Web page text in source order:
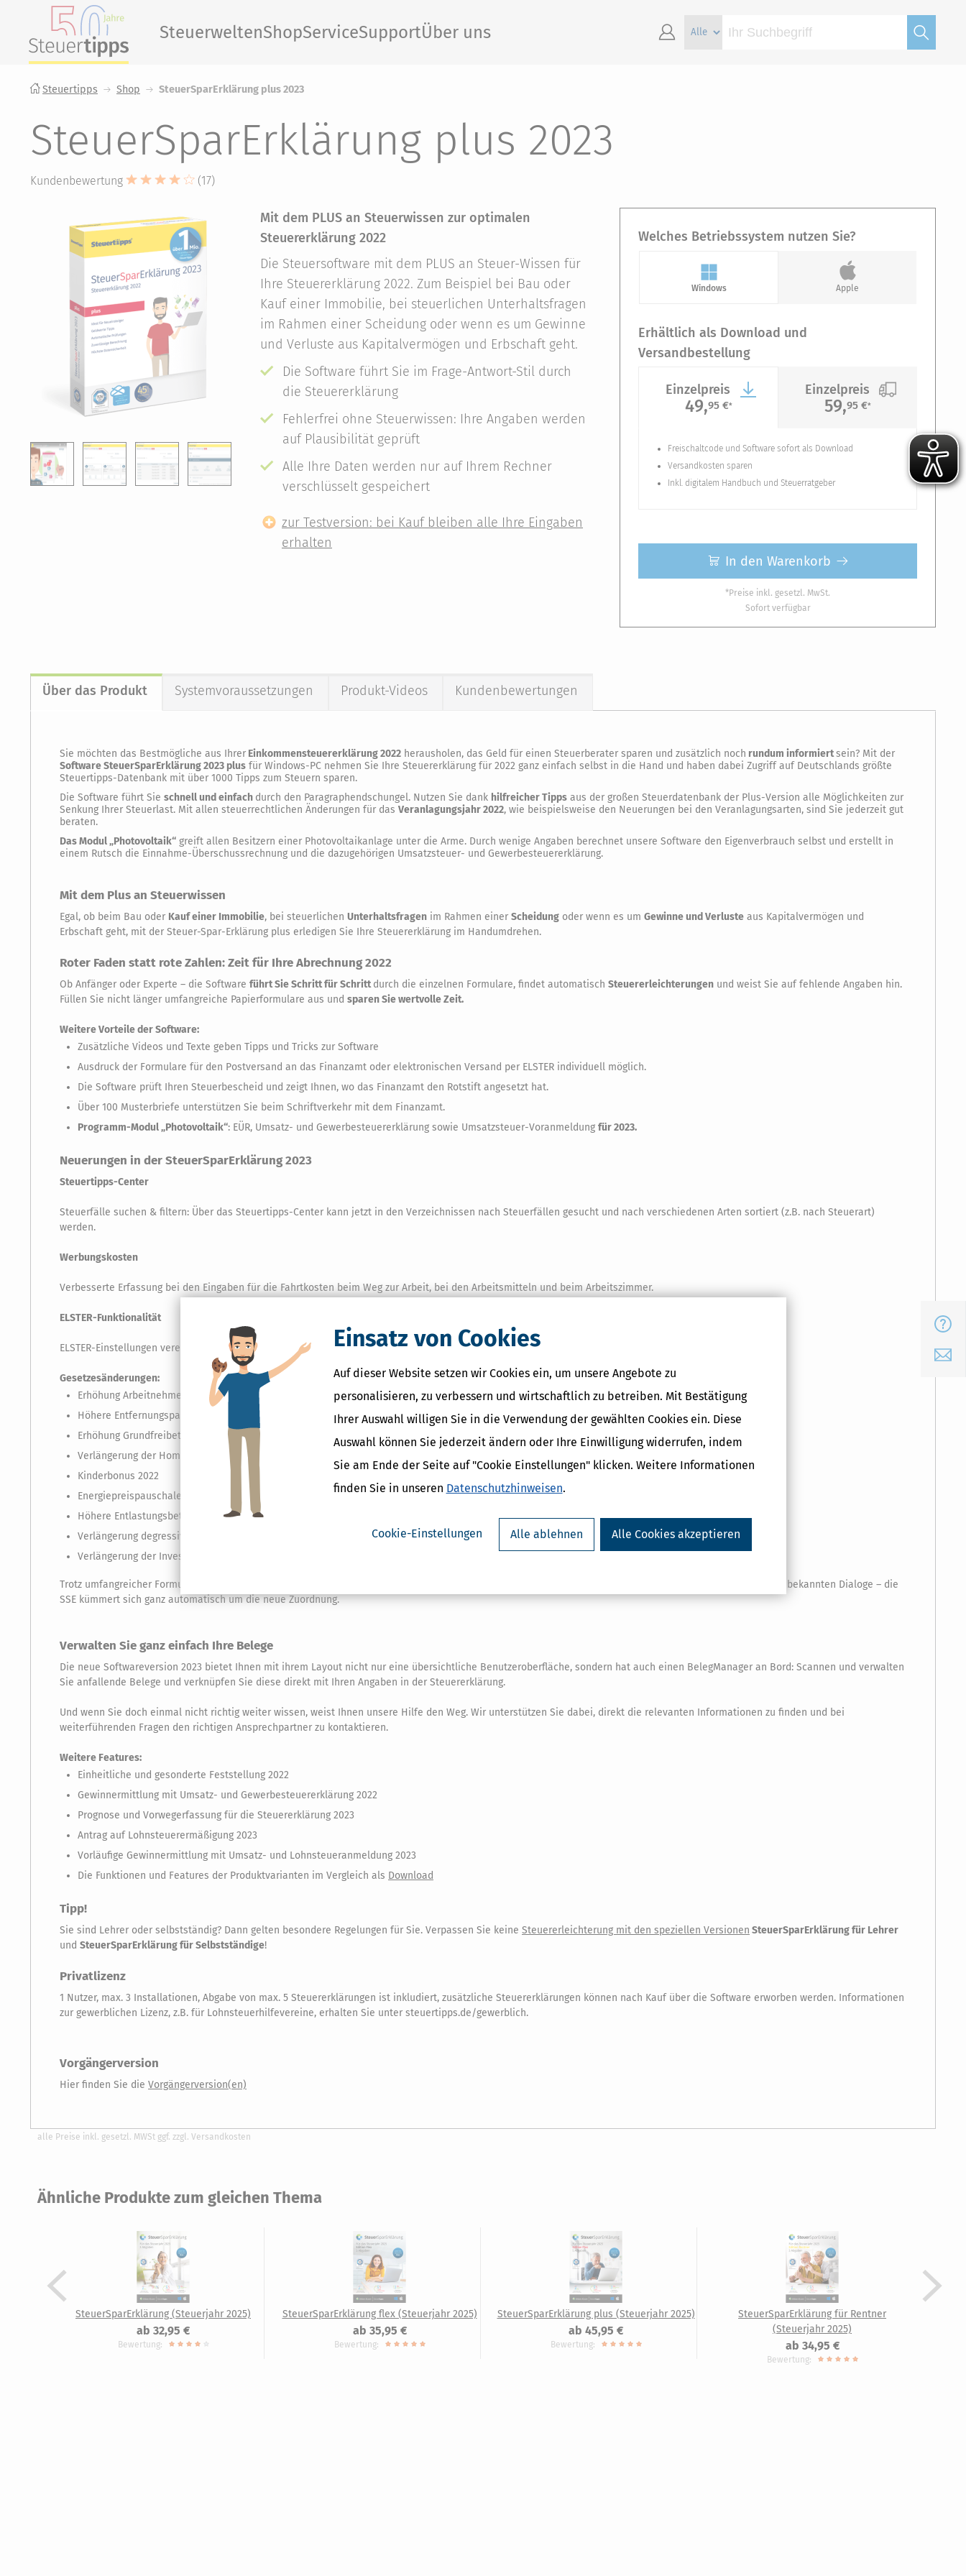
Einsatz von Cookies
Auf dieser Website setzen wir Cookies ein, um unsere Angebote zu
personalisieren, zu verbessern und wirtschaftlich zu betreiben. Mit Bestätigung
Ihrer Auswahl willigen Sie in die Verwendung der gewählten Cookies ein. Diese
Auswahl können Sie jederzeit ändern oder Ihre Einwilligung widerrufen, indem
Sie am Ende der Seite auf "Cookie Einstellungen" klicken. Weitere Informationen
finden Sie in unseren Datenschutzhinweisen.
Cookie-Einstellungen Alle ablehnen Alle Cookies akzeptieren
FAQ
E-Mail
SteuerweltenShopServiceSupportÜber uns
Steuertipps Shop SteuerSparErklärung plus 2023
SteuerSparErklärung plus 2023
Kundenbewertung (17)
Mit dem PLUS an Steuerwissen zur optimalen
Steuererklärung 2022
Die Steuersoftware mit dem PLUS an Steuer-Wissen für
Ihre Steuererklärung 2022. Zum Beispiel bei Bau oder
Kauf einer Immobilie, bei steuerlichen Unterhaltsfragen
im Rahmen einer Scheidung oder wenn es um Gewinne
und Verluste aus Kapitalvermögen und Erbschaft geht.
Die Software führt Sie im Frage-Antwort-Stil durch
die Steuererklärung
Fehlerfrei ohne Steuerwissen: Ihre Angaben werden
auf Plausibilität geprüft
Alle Ihre Daten werden nur auf Ihrem Rechner
verschlüsselt gespeichert
zur Testversion: bei Kauf bleiben alle Ihre Eingaben
erhalten
Welches Betriebssystem nutzen Sie?
Windows Apple
Erhältlich als Download und
Versandbestellung
Einzelpreis
49,95 €*
Einzelpreis
59,95 €*
Freischaltcode und Software sofort als Download
Versandkosten sparen
Inkl. digitalem Handbuch und Steuerratgeber
In den Warenkorb
*Preise inkl. gesetzl. MwSt.
Sofort verfügbar
Über das Produkt Systemvoraussetzungen Produkt-Videos Kundenbewertungen
Sie möchten das Bestmögliche aus Ihrer Einkommensteuererklärung 2022 herausholen, das Geld für einen Steuerberater sparen und zusätzlich noch rundum informiertsein? Mit der
Software SteuerSparErklärung 2023 plus für Windows-PC nehmen Sie Ihre Steuererklärung für 2022 ganz einfach selbst in die Hand und haben dabei Zugriff auf Deutschlands größte
Steuertipps-Datenbank mit über 1000 Tipps zum Steuern sparen.
Die Software führt Sie schnell und einfach durch den Paragraphendschungel. Nutzen Sie dank hilfreicher Tipps aus der großen Steuerdatenbank der Plus-Version alle Möglichkeiten zur
Senkung Ihrer Steuerlast. Mit allen steuerrechtlichen Änderungen für das Veranlagungsjahr 2022, wie beispielsweise den Neuerungen bei den Veranlagungsarten, sind Sie jederzeit gut
beraten.
Das Modul „Photovoltaik“ greift allen Besitzern einer Photovoltaikanlage unter die Arme. Durch wenige Angaben berechnet unsere Software den Eigenverbrauch selbst und erstellt in
einem Rutsch die Einnahme-Überschussrechnung und die dazugehörigen Umsatzsteuer- und Gewerbesteuererklärung.
Mit dem Plus an Steuerwissen
Egal, ob beim Bau oder Kauf einer Immobilie, bei steuerlichen Unterhaltsfragen im Rahmen einer Scheidung oder wenn es um Gewinne und Verluste aus Kapitalvermögen und
Erbschaft geht, mit der Steuer-Spar-Erklärung plus erledigen Sie Ihre Steuererklärung im Handumdrehen.
Roter Faden statt rote Zahlen: Zeit für Ihre Abrechnung 2022
Ob Anfänger oder Experte – die Software führt Sie Schritt für Schrittdurch die einzelnen Formulare, findet automatisch Steuererleichterungen und weist Sie auf fehlende Angaben hin.
Füllen Sie nicht länger umfangreiche Papierformulare aus und sparen Sie wertvolle Zeit.
Weitere Vorteile der Software:
Zusätzliche Videos und Texte geben Tipps und Tricks zur Software
Ausdruck der Formulare für den Postversand an das Finanzamt oder elektronischen Versand per ELSTER individuell möglich.
Die Software prüft Ihren Steuerbescheid und zeigt Ihnen, wo das Finanzamt den Rotstift angesetzt hat.
Über 100 Musterbriefe unterstützen Sie beim Schriftverkehr mit dem Finanzamt.
Programm-Modul „Photovoltaik“: EÜR, Umsatz- und Gewerbesteuererklärung sowie Umsatzsteuer-Voranmeldung für 2023.
Neuerungen in der SteuerSparErklärung 2023
Steuertipps-Center
Steuerfälle suchen & filtern: Über das Steuertipps-Center kann jetzt in den Verzeichnissen nach Steuerfällen gesucht und nach verschiedenen Arten sortiert (z.B. nach Steuerart)
werden.
Werbungskosten
Verbesserte Erfassung bei den Eingaben für die Fahrtkosten beim Weg zur Arbeit, bei den Arbeitsmitteln und beim Arbeitszimmer.
ELSTER-Funktionalität
ELSTER-Einstellungen vereinfacht: Ein Assistent unterstützt bei den Einstellungen für die Vorausgefüllte Steuererklärung (VaSt) und beim ELSTER-Versand
Gesetzesänderungen:
Erhöhung Arbeitnehmer-Pauschbetrag auf 1.200 € (rückwirkend ab 01.01.2022)
Höhere Entfernungspauschale ab dem 21. Entfernungskilometer auf 0,38 € vorgezogen (rückwirkend ab 01.01.2022) .
Erhöhung Grundfreibetrag auf 10347 € und Abbau der kalte Progression
Verlängerung der Homeoffice-Pauschale bis 31.12.2022
Kinderbonus 2022
Energiepreispauschale (EPP)
Höhere Entlastungsbetrag für Alleinerziehende entfristet (4008 € p.a.)
Verlängerung degressive Abschreibung für im Jahr 2022 angeschaffte bewegliche Wirtschaftsgüter des Anlagevermögens
Verlängerung der Investitionsfristen bei Investitionsabzugsbeträgen
Trotz umfangreicher Formularänderungen durch die Finanzverwaltung bleibt für SSE-Kunden alles wie gehabt: Sie machen wie gewohnt ihre Angaben über die bekannten Dialoge – die
SSE kümmert sich ganz automatisch um die neue Zuordnung.
Verwalten Sie ganz einfach Ihre Belege
Die neue Softwareversion 2023 bietet Ihnen mit ihrem Layout nicht nur eine übersichtliche Benutzeroberfläche, sondern hat auch einen BelegManager an Bord: Scannen und verwalten
Sie anfallende Belege und verknüpfen Sie diese direkt mit Ihren Angaben in der Steuererklärung.
Und wenn Sie doch einmal nicht richtig weiter wissen, weist Ihnen unsere Hilfe den Weg. Wir unterstützen Sie dabei, direkt die relevanten Informationen zu finden und bei
weiterführenden Fragen den richtigen Ansprechpartner zu kontaktieren.
Weitere Features:
Einheitliche und gesonderte Feststellung 2022
Gewinnermittlung mit Umsatz- und Gewerbesteuererklärung 2022
Prognose und Vorwegerfassung für die Steuererklärung 2023
Antrag auf Lohnsteuerermäßigung 2023
Vorläufige Gewinnermittlung mit Umsatz- und Lohnsteueranmeldung 2023
Die Funktionen und Features der Produktvarianten im Vergleich als Download
Tipp!
Sie sind Lehrer oder selbstständig? Dann gelten besondere Regelungen für Sie. Verpassen Sie keine Steuererleichterung mit den speziellen Versionen SteuerSparErklärung für Lehrer
und SteuerSparErklärung für Selbstständige!
Privatlizenz
1 Nutzer, max. 3 Installationen, Abgabe von max. 5 Steuererklärungen ist inkludiert, zusätzliche Steuererklärungen können nach Kauf über die Software erworben werden. Informationen
zur gewerblichen Lizenz, z.B. für Lohnsteuerhilfevereine, erhalten Sie unter steuertipps.de/gewerblich.
Vorgängerversion
Hier finden Sie die Vorgängerversion(en)
alle Preise inkl. gesetzl. MWSt ggf. zzgl. Versandkosten
Ähnliche Produkte zum gleichen Thema
SteuerSparErklärung (Steuerjahr 2025)
ab 32,95 €
Bewertung:
SteuerSparErklärung flex (Steuerjahr 2025)
ab 35,95 €
Bewertung:
SteuerSparErklärung plus (Steuerjahr 2025)
ab 45,95 €
Bewertung:
SteuerSparErklärung für Rentner
(Steuerjahr 2025)
ab 34,95 €
Bewertung: